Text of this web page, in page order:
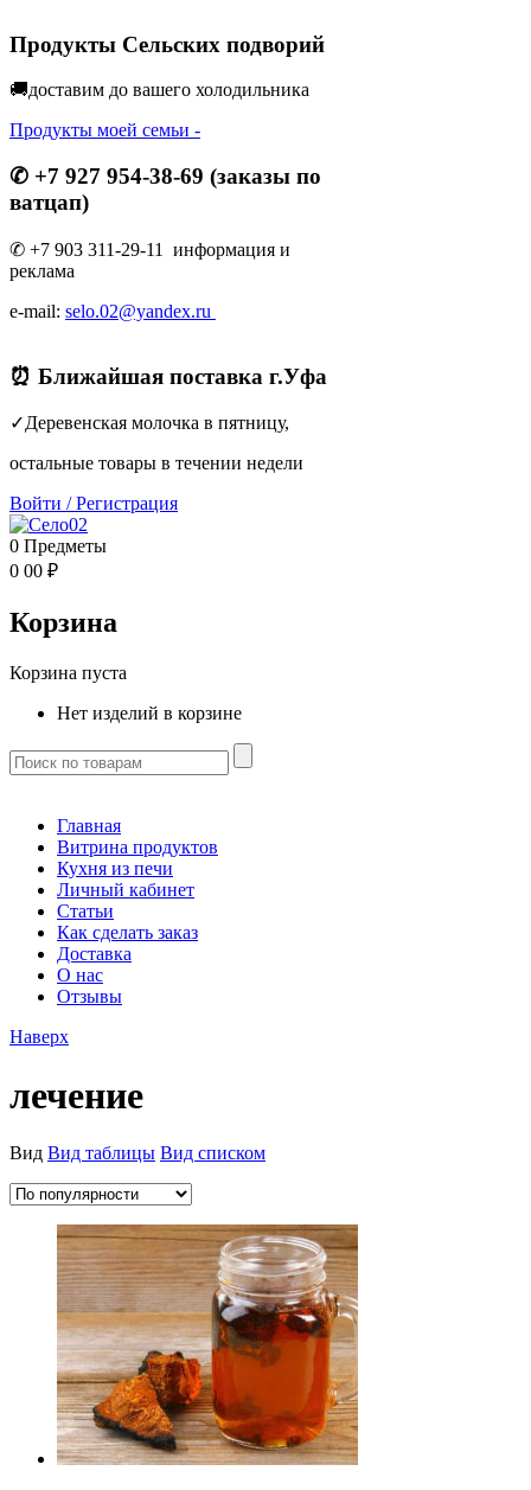
Продукты Сельских подворий
🚚доставим до вашего холодильника
Продукты моей семьи -
✆ +7 927 954-38-69 (заказы по
ватцап)
✆ +7 903 311-29-11 информация и
реклама
e-mail: selo.02@yandex.ru
⏰ Ближайшая поставка г.Уфа
✓Деревенская молочка в пятницу,
остальные товары в течении недели
Войти /Регистрация
0 Предметы
0 00 ₽
Корзина
Корзина пуста
Нет изделий в корзине
Главная
Витрина продуктов
Кухня из печи
Личный кабинет
Статьи
Как сделать заказ
Доставка
О нас
Отзывы
Наверх
лечение
Вид Вид таблицы Вид списком